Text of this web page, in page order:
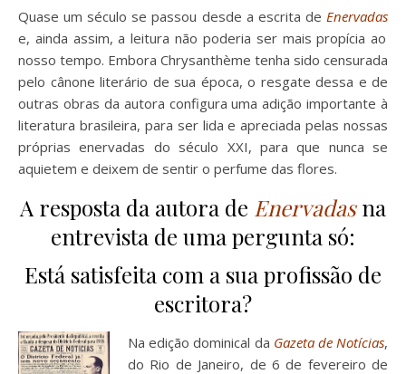
Quase um século se passou desde a escrita de Enervadas
e, ainda assim, a leitura não poderia ser mais propícia ao
nosso tempo. Embora Chrysanthème tenha sido censurada
pelo cânone literário de sua época, o resgate dessa e de
outras obras da autora configura uma adição importante à
literatura brasileira, para ser lida e apreciada pelas nossas
próprias enervadas do século XXI, para que nunca se
aquietem e deixem de sentir o perfume das flores.
A resposta da autora de Enervadas na
entrevista de uma pergunta só:
Está satisfeita com a sua profissão de
escritora?
Na edição dominical da Gazeta de Notícias,
do Rio de Janeiro, de 6 de fevereiro de